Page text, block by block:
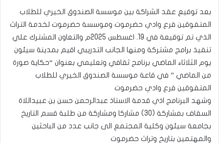
بعد توقيع عقد الشراكة بين موسسة الصندوق الخيري للطلاب
المتفوقين فرع وادي حضرموت وموسسة حضرموت لخدمة التراث
الذي تم توقيعة في 19. اغسطس 2025م والتعاون المشترك علي
تنفيذ برامج مشتركة ومنها الجانب التدريبي اقيم بمدينة سيئون
يوم الثلاثاء الماضي برنامج ثقافي وتعليمي بعنوان “حكاية صورة
من الماضي ” في قاعة موسسة الصندوق الخيري للطلاب
المتفوقين فرع وادي حضرموت
وشهد البرنامج اذي قدمة الاستاذ عبدالرحمن حسن بن عبيداللاة
السقاف بمشاركة (30) مشاركا ومشاركة من طلبة قسم التاريخ
بجامعة سيئون وكلية المجتمع الى جانب عدد من الباحثين
والمهتمين بتاريخ وتراث حضرموت